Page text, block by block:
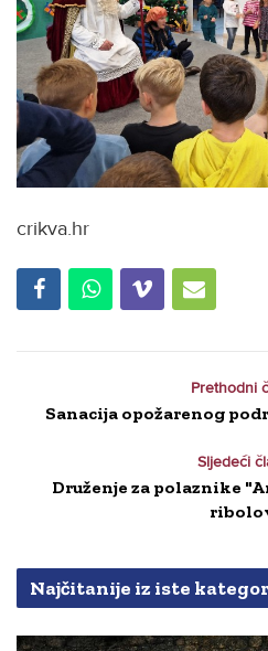
crikva.hr
Prethodni
Sanacija opožarenog
Sljedeći
Druženje za polaznike
Najčitanije iz iste